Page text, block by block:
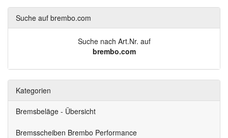
Suche auf brembo.com
Suche nach Art.Nr. auf
brembo.com
Kategorien
Bremsbeläge - Übersicht
Bremsscheiben Brembo Performance